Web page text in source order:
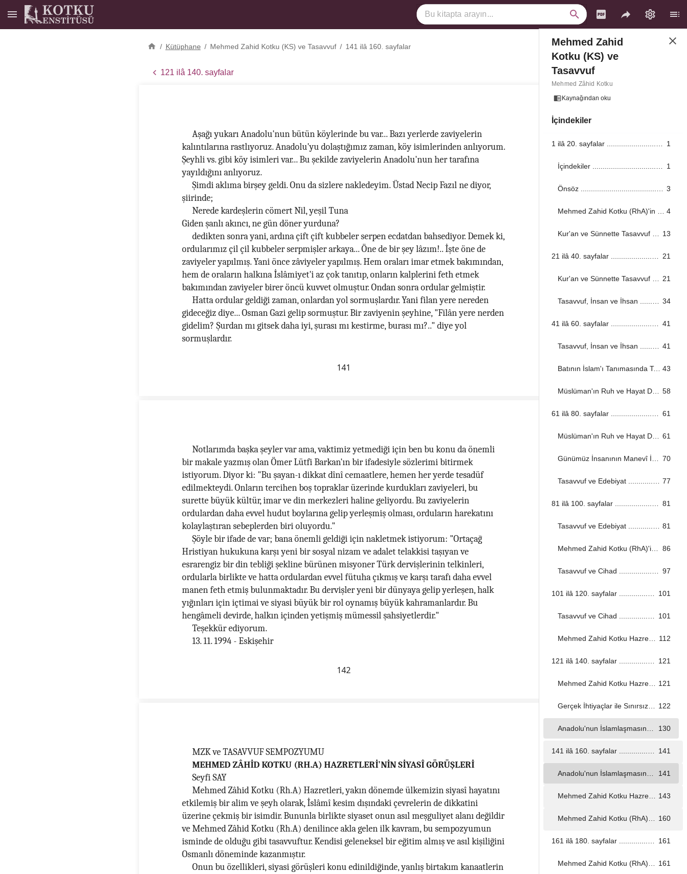
Mehmed Zahid
Kotku (KS) ve
Tasavvuf
Mehmed Zâhid Kotku
Kaynağından oku
İçindekiler
1
1
3
4
13
21
21
34
41
41
Batının İslam'ı Tanımasında Tasavvuf'un Rolü ................................................................................................................................... 43
58
61
61
70
77
81
81
86
97
101
101
112
121
121
122
130
141
141
143
160
161
161
/ Kütüphane / Mehmed Zahid Kotku (KS) ve Tasavvuf / 141 ilâ 160. sayfalar
121 ilâ 140. sayfalar
Aşağı yukarı Anadolu'nun bütün köylerinde bu var... Bazı yerlerde zaviyelerin
kalıntılarına rastlıyoruz. Anadolu'yu dolaştığımız zaman, köy isimlerinden anlıyorum.
Şeyhli vs. gibi köy isimleri var... Bu şekilde zaviyelerin Anadolu'nun her tarafına
yayıldığını anlıyoruz.
Şimdi aklıma birşey geldi. Onu da sizlere nakledeyim. Üstad Necip Fazıl ne diyor,
şiirinde;
Nerede kardeşlerin cömert Nil, yeşil Tuna
Giden şanlı akıncı, ne gün döner yurduna?
dedikten sonra yani, ardına çift çift kubbeler serpen ecdatdan bahsediyor. Demek ki,
ordularımız çil çil kubbeler serpmişler arkaya... Öne de bir şey lâzım!.. İşte öne de
zaviyeler yapılmış. Yani önce zâviyeler yapılmış. Hem oraları imar etmek bakımından,
hem de oraların halkına İslâmiyet'i az çok tanıtıp, onların kalplerini feth etmek
bakımından zaviyeler birer öncü kuvvet olmuştur. Ondan sonra ordular gelmiştir.
Hatta ordular geldiği zaman, onlardan yol sormuşlardır. Yani filan yere nereden
gideceğiz diye... Osman Gazi gelip sormuştur. Bir zaviyenin şeyhine, "Filân yere nerden
gidelim? Şurdan mı gitsek daha iyi, şurası mı kestirme, burası mı?.." diye yol
sormuşlardır.
141
Notlarımda başka şeyler var ama, vaktimiz yetmediği için ben bu konu da önemli
bir makale yazmış olan Ömer Lütfi Barkan'ın bir ifadesiyle sözlerimi bitirmek
istiyorum. Diyor ki: "Bu şayan-ı dikkat dînî cemaatlere, hemen her yerde tesadüf
edilmekteydi. Onların tercihen boş topraklar üzerinde kurdukları zaviyeleri, bu
surette büyük kültür, imar ve din merkezleri haline geliyordu. Bu zaviyelerin
ordulardan daha evvel hudut boylarına gelip yerleşmiş olması, orduların harekatını
kolaylaştıran sebeplerden biri oluyordu."
Şöyle bir ifade de var; bana önemli geldiği için nakletmek istiyorum: "Ortaçağ
Hristiyan hukukuna karşı yeni bir sosyal nizam ve adalet telakkisi taşıyan ve
esrarengiz bir din tebliği şekline bürünen misyoner Türk dervişlerinin telkinleri,
ordularla birlikte ve hatta ordulardan evvel fütuha çıkmış ve karşı tarafı daha evvel
manen feth etmiş bulunmaktadır. Bu dervişler yeni bir dünyaya gelip yerleşen, halk
yığınları için içtimai ve siyasi büyük bir rol oynamış büyük kahramanlardır. Bu
hengâmeli devirde, halkın içinden yetişmiş mümessil şahsiyetlerdir."
Teşekkür ediyorum.
13. 11. 1994 - Eskişehir
142
MZK ve TASAVVUF SEMPOZYUMU
MEHMED ZÂHİD KOTKU (RH.A) HAZRETLERİ'NİN SİYASÎ GÖRÜŞLERİ
Seyfi SAY
Mehmed Zâhid Kotku (Rh.A) Hazretleri, yakın dönemde ülkemizin siyasî hayatını
etkilemiş bir alim ve şeyh olarak, İslâmî kesim dışındaki çevrelerin de dikkatini
üzerine çekmiş bir isimdir. Bununla birlikte siyaset onun asıl meşguliyet alanı değildir
ve Mehmed Zâhid Kotku (Rh.A) denilince akla gelen ilk kavram, bu sempozyumun
isminde de olduğu gibi tasavvuftur. Kendisi geleneksel bir eğitim almış ve asıl kişiliğini
Osmanlı döneminde kazanmıştır.
Onun bu özellikleri, siyasi görüşleri konu edinildiğinde, yanlış birtakım kanaatlerin